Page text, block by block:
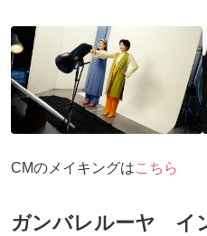
CMのメイキングはこちら
ガンバレルーヤ イ